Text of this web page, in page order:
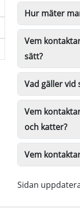
Hur mäter
Vem
sätt?
Vad gäller vid
Vem
och katter?
Vem
Sidan